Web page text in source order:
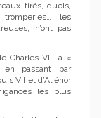
tirés, duels,
tromperies… les
n’ont pas
Charles VII, à «
passant par
VII et d’Aliénor
les plus